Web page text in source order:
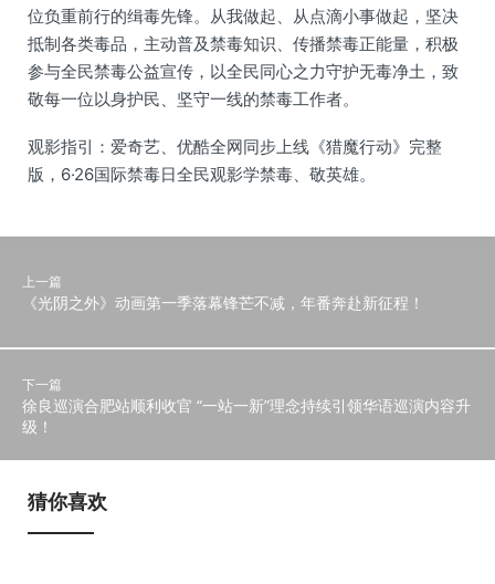
位负重前行的缉毒先锋。从我做起、从点滴小事做起，坚决
抵制各类毒品，主动普及禁毒知识、传播禁毒正能量，积极
参与全民禁毒公益宣传，以全民同心之力守护无毒净土，致
敬每一位以身护民、坚守一线的禁毒工作者。
观影指引：爱奇艺、优酷全网同步上线《猎魔行动》完整
版，6·26国际禁毒日全民观影学禁毒、敬英雄。
上一篇
《光阴之外》动画第一季落幕锋芒不减，年番奔赴新征程！
下一篇
徐良巡演合肥站顺利收官 “一站一新”理念持续引领华语巡演内容升
级！
猜你喜欢